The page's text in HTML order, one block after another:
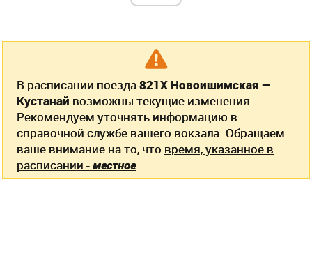
В расписании поезда821Х Новоишимская —
Кустанай возможны текущие изменения.
Рекомендуем уточнять информацию в
справочной службе вашего вокзала. Обращаем
ваше внимание на то, что время, указанное в
расписании -местное.